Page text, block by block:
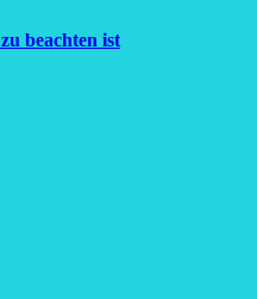
beachten ist